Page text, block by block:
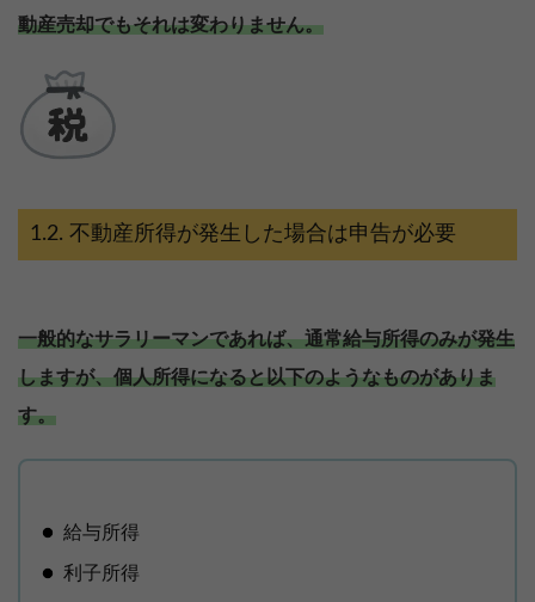
動産売却でもそれは変わりません。
不動産所得が発生した場合は申告が必要
一般的なサラリーマンであれば、通常給与所得のみが発生
しますが、個人所得になると以下のようなものがありま
す。
給与所得
利子所得